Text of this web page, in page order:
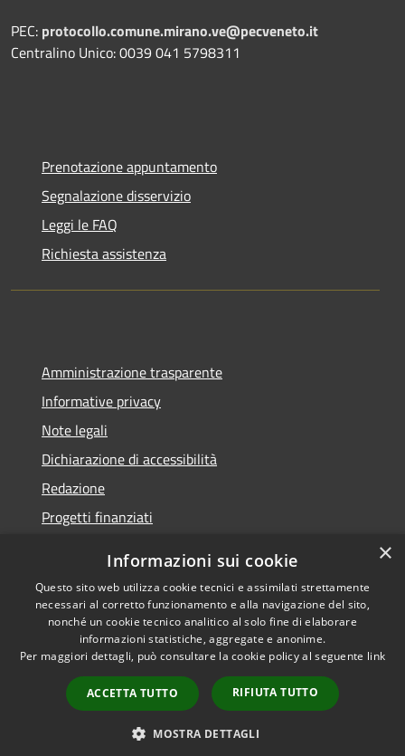
PEC: protocollo.comune.mirano.ve@pecveneto.it
Centralino Unico: 0039 041 5798311
Prenotazione appuntamento
Segnalazione disservizio
Leggi le FAQ
Richiesta assistenza
Amministrazione trasparente
Informative privacy
Note legali
Dichiarazione di accessibilità
Redazione
Progetti finanziati
RSS
Accessibilità
Privacy
Mappa del sito
Dichiarazione di
accessibilità• Copyright ©
2021 • Comune di Mirano
• Powered by
Municipium•
Accesso
redazione
×
Informazioni sui cookie
Questo sito web utilizza cookie tecnici e assimilati strettamente
necessari al corretto funzionamento e alla navigazione del sito,
nonché un cookie tecnico analitico al solo fine di elaborare
informazioni statistiche, aggregate e anonime.
Per maggiori dettagli, può consultare la cookie policy al seguente link
ACCETTA TUTTO RIFIUTA TUTTO
MOSTRA DETTAGLI